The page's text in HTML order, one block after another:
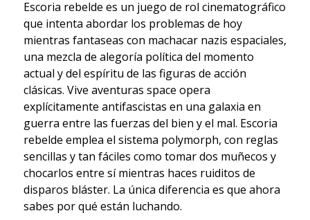
Escoria rebelde es un juego de rol cinematográfico
que intenta abordar los problemas de hoy
mientras fantaseas con machacar nazis espaciales,
una mezcla de alegoría política del momento
actual y del espíritu de las figuras de acción
clásicas. Vive aventuras space opera
explícitamente antifascistas en una galaxia en
guerra entre las fuerzas del bien y el mal. Escoria
rebelde emplea el sistema polymorph, con reglas
sencillas y tan fáciles como tomar dos muñecos y
chocarlos entre sí mientras haces ruiditos de
disparos bláster. La única diferencia es que ahora
sabes por qué están luchando.